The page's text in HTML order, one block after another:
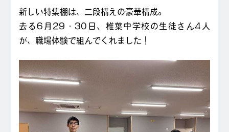
新しい特集棚は、二段構えの豪華構成。
去る6月29・30日、椎葉中学校の生徒さん4人
が、職場体験で組んでくれました！